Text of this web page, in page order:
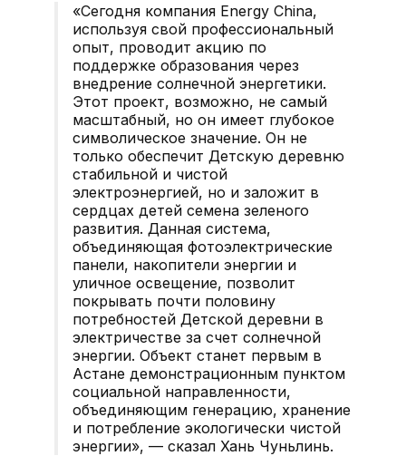
«Сегодня компания Energy China,
используя свой профессиональный
опыт, проводит акцию по
поддержке образования через
внедрение солнечной энергетики.
Этот проект, возможно, не самый
масштабный, но он имеет глубокое
символическое значение. Он не
только обеспечит Детскую деревню
стабильной и чистой
электроэнергией, но и заложит в
сердцах детей семена зеленого
развития. Данная система,
объединяющая фотоэлектрические
панели, накопители энергии и
уличное освещение, позволит
покрывать почти половину
потребностей Детской деревни в
электричестве за счет солнечной
энергии. Объект станет первым в
Астане демонстрационным пунктом
социальной направленности,
объединяющим генерацию, хранение
и потребление экологически чистой
энергии», — сказал Хань Чуньлинь.